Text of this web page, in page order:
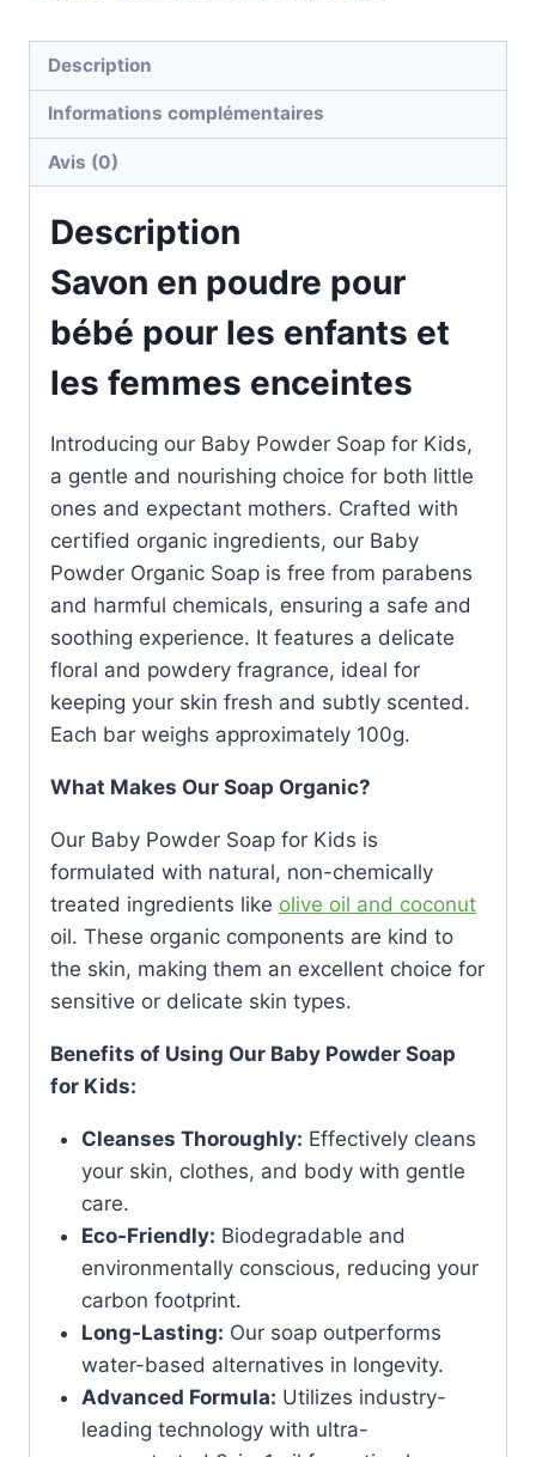
Kids
Pregnant
Women
Description
Informations complémentaires
Avis (0)
Description
Savon en poudre pour
bébé pour les enfants et
les femmes enceintes
Introducing our Baby Powder Soap for Kids,
a gentle and nourishing choice for both little
ones and expectant mothers. Crafted with
certified organic ingredients, our Baby
Powder Organic Soap is free from parabens
and harmful chemicals, ensuring a safe and
soothing experience. It features a delicate
floral and powdery fragrance, ideal for
keeping your skin fresh and subtly scented.
Each bar weighs approximately 100g.
What Makes Our Soap Organic?
Our Baby Powder Soap for Kids is
formulated with natural, non-chemically
treated ingredients like olive oil and coconut
oil. These organic components are kind to
the skin, making them an excellent choice for
sensitive or delicate skin types.
Benefits of Using Our Baby Powder Soap
for Kids:
Cleanses Thoroughly: Effectively cleans
your skin, clothes, and body with gentle
care.
Eco-Friendly: Biodegradable and
environmentally conscious, reducing your
carbon footprint.
Long-Lasting: Our soap outperforms
water-based alternatives in longevity.
Advanced Formula: Utilizes industry-
leading technology with ultra-